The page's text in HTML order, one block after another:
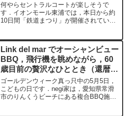
何やらセントラルコートが楽しそうで
す．イオンモール東浦では，本日から約
10日間「鉄道まつり」が開催されていま
100円，子ども200円という設定です．子
ども料金の方が高いと...
Link del mar でオーシャンビュー
BBQ，飛行機を眺めながら，60
歳目前の贅沢なひととき（還暦ま
であと64日）
ゴールデンウィーク真っ只中の5月5日，
こどもの日です．negi家は，愛知県常滑
市のりんくうビーチにある複合BBQ施設